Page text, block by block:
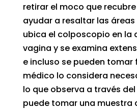
retirar el moco que
ayudar a resaltar las áreas
ubica el colposcopio en la
vagina y se examina
e incluso se pueden tomar
médico lo considera
lo que observa a través
puede tomar una muestra